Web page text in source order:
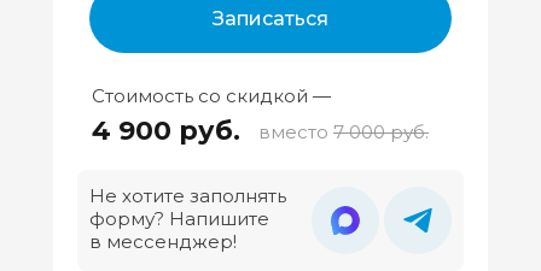
Записаться
Стоимость со скидкой —
4 900 руб. вместо 7 000 руб.
Не хотите заполнять
форму? Напишите
в мессенджер!